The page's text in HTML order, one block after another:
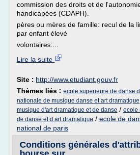
commission des droits et de
handicapées (CDAPH).
pères ou mères de famille: recul de la
par enfant élevé
volontaires:...
Lire la suite
Site : http://www.etudiant.gouv.fr
Thèmes liés : ecole superieure de danse
nationale de musique danse et art dramatique
musique d'art dramatique et de danse / ecole
de danse et d art dramatique / ecole de
national de paris
Conditions générales